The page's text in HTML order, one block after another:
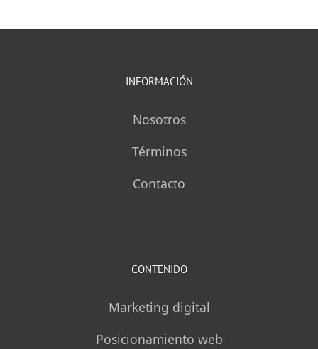
INFORMACIÓN
Nosotros
Términos
Contacto
CONTENIDO
Marketing digital
Posicionamiento web